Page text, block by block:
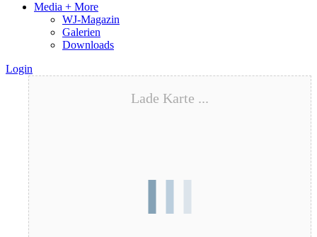
Media + More
WJ-Magazin
Galerien
Downloads
Login
Lade Karte ...